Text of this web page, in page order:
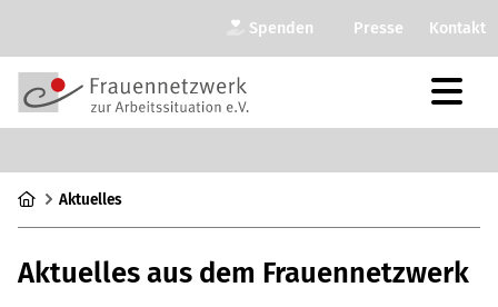
Spenden Presse Kontakt
Aktu­el­les
Aktu­el­les aus dem Frau­en­netz­werk